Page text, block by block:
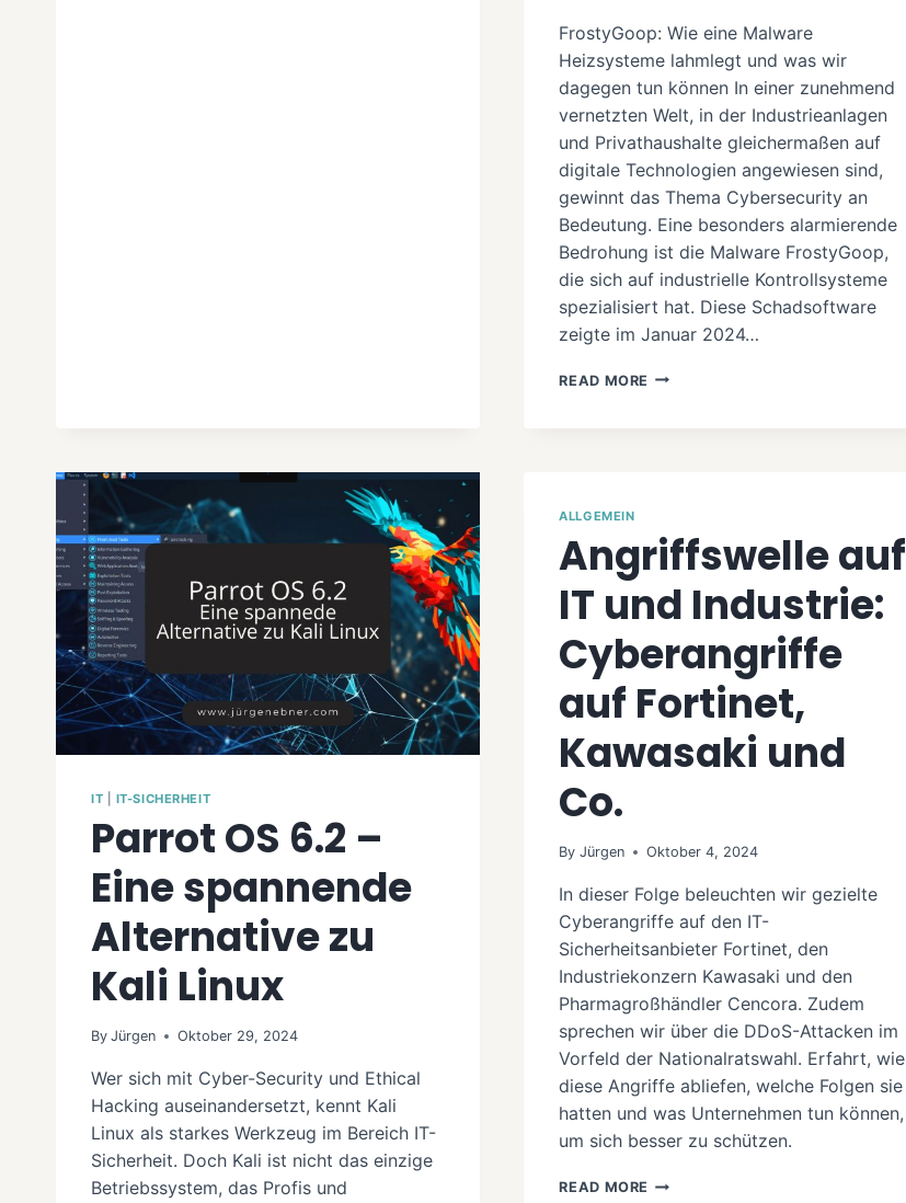
FrostyGoop: Wie eine Malware
Heizsysteme lahmlegt und was wir
dagegen tun können In einer zunehmend
vernetzten Welt, in der Industrieanlagen
und Privathaushalte gleichermaßen auf
digitale Technologien angewiesen sind,
gewinnt das Thema Cybersecurity an
Bedeutung. Eine besonders alarmierende
Bedrohung ist die Malware FrostyGoop,
die sich auf industrielle Kontrollsysteme
spezialisiert hat. Diese Schadsoftware
zeigte im Januar 2024…
READ MORE FROSTYGOOP
IT IT-SICHERHEIT
Parrot OS 6.2 –
Eine spannende
Alternative zu
Kali Linux
By Jürgen Oktober 29, 2024
Wer sich mit Cyber-Security und Ethical
Hacking auseinandersetzt, kennt Kali
Linux als starkes Werkzeug im Bereich IT-
Sicherheit. Doch Kali ist nicht das einzige
Betriebssystem, das Profis und
ALLGEMEIN
Angriffswelle auf
IT und Industrie:
Cyberangriffe
auf Fortinet,
Kawasaki und
Co.
By Jürgen Oktober 4, 2024
In dieser Folge beleuchten wir gezielte
Cyberangriffe auf den IT-
Sicherheitsanbieter Fortinet, den
Industriekonzern Kawasaki und den
Pharmagroßhändler Cencora. Zudem
sprechen wir über die DDoS-Attacken im
Vorfeld der Nationalratswahl. Erfahrt, wie
diese Angriffe abliefen, welche Folgen sie
hatten und was Unternehmen tun können,
um sich besser zu schützen.
READ MORE ANGRIFFSWELLE